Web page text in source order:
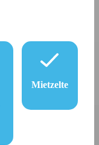
Mietzelte